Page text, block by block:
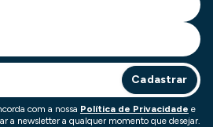
Cadastrar
com a nossa Política de Privacidade e
a newsletter a qualquer momento que desejar.